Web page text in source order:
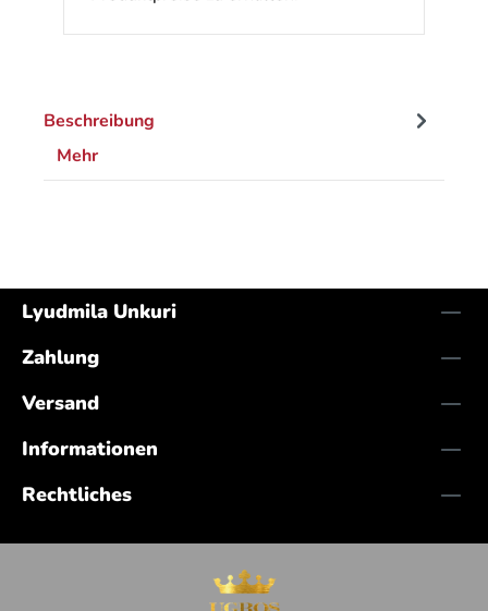
Beschreibung
Mehr
Lyudmila Unkuri
Zahlung
Versand
Informationen
Rechtliches